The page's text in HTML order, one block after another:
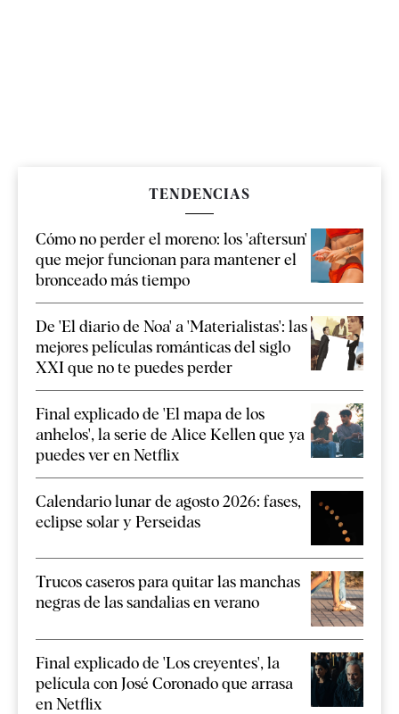
TENDENCIAS
Cómo no perder el moreno: los 'aftersun'
que mejor funcionan para mantener el
bronceado más tiempo
De 'El diario de Noa' a 'Materialistas': las
mejores películas románticas del siglo
XXI que no te puedes perder
Final explicado de 'El mapa de los
anhelos', la serie de Alice Kellen que ya
puedes ver en Netflix
Calendario lunar de agosto 2026: fases,
eclipse solar y Perseidas
Trucos caseros para quitar las manchas
negras de las sandalias en verano
Final explicado de 'Los creyentes', la
película con José Coronado que arrasa
en Netflix